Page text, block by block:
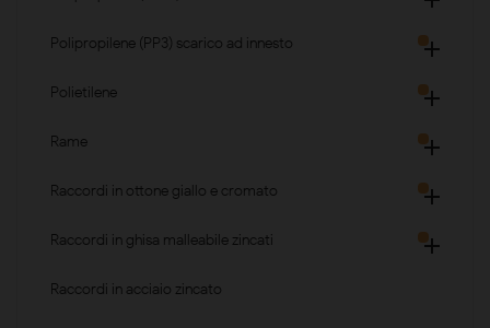
Polipropilene (PP3) scarico ad innesto 
Polietilene 
Rame 
Raccordi in ottone giallo e cromato 
Raccordi in ghisa malleabile zincati 
Raccordi in acciaio zincato